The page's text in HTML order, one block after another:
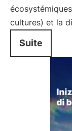
cultures) et la
Suite